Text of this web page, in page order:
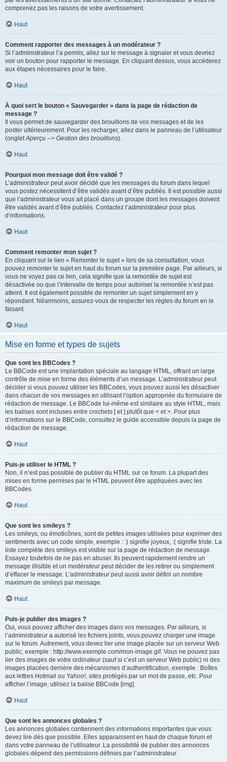
comprenez pas les raisons de votre avertissement.
Haut
Comment rapporter des messages à un modérateur ?
Si l’administrateur l’a permis, allez sur le message à signaler et vous devriez
voir un bouton pour rapporter le message. En cliquant dessus, vous accéderez
aux étapes nécessaires pour le faire.
Haut
À quoi sert le bouton « Sauvegarder » dans la page de rédaction de
message ?
Il vous permet de sauvegarder des brouillons de vos messages et de les
poster ultérieurement. Pour les recharger, allez dans le panneau de l’utilisateur
(ongletAperçu --> Gestion des brouillons).
Haut
Pourquoi mon message doit être validé ?
L’administrateur peut avoir décidé que les messages du forum dans lequel
vous postez nécessitent d’être validés avant d’être publiés. Il est possible aussi
que l’administrateur vous ait placé dans un groupe dont les messages doivent
être validés avant d’être publiés. Contactez l’administrateur pour plus
d’informations.
Haut
Comment remonter mon sujet ?
En cliquant sur le lien « Remonter le sujet » lors de sa consultation, vous
pouvez remonterle sujet en haut du forum sur la première page. Par ailleurs, si
vous ne voyez pas ce lien, cela signifie que la remontée de sujet est
désactivée ou que l’intervalle de temps pour autoriser la remontée n’est pas
atteint. Il est également possible de remonter un sujet simplement en y
répondant. Néanmoins, assurez-vous de respecter les règles du forum en le
faisant.
Haut
Mise en forme et types de sujets
Que sont les BBCodes ?
Le BBCode est une implantation spéciale au langage HTML, offrant un large
contrôle de mise en forme des éléments d’un message. L’administrateur peut
décider si vous pouvez utiliser les BBCodes, vous pouvez aussi les désactiver
dans chacun de vos messages en utilisant l’option appropriée du formulaire de
rédaction de message. Le BBCode lui-même est similaire au style HTML, mais
les balises sont incluses entre crochets [ et ] plutôt que < et >. Pour plus
d’informations sur le BBCode, consultez le guide accessible depuis la page de
rédaction de message.
Haut
Puis-je utiliser le HTML ?
Non, il n’est pas possible de publier du HTML sur ce forum. La plupart des
mises en forme permises par le HTML peuvent être appliquées avec les
BBCodes.
Haut
Que sont les smileys ?
Les smileys, ou émoticônes, sont de petites images utilisées pour exprimer des
sentiments avec un code simple, exemple : :) signifie joyeux, :( signifie triste. La
liste complète des smileys est visible sur la page de rédaction de message.
Essayez toutefois de ne pas en abuser. Ils peuvent rapidement rendre un
message illisible et un modérateur peut décider de les retirer ou simplement
d’effacer le message. L’administrateur peut aussi avoir défini un nombre
maximum de smileys par message.
Haut
Puis-je publier des images ?
Oui, vous pouvez afficher des images dans vos messages. Par ailleurs, si
l’administrateur a autorisé les fichiers joints, vous pouvez charger une image
sur le forum. Autrement, vous devez lier une image placée sur un serveur Web
public, exemple : http://www.exemple.com/mon-image.gif. Vous ne pouvez pas
lier des images de votre ordinateur (sauf si c’est un serveur Web public) ni des
images placées derrière des mécanismes d’authentification, exemple : Boîtes
aux lettres Hotmail ou Yahoo!, sites protégés par un mot de passe, etc. Pour
afficher l’image, utilisez la balise BBCode [img].
Haut
Que sont les annonces globales ?
Les annonces globales contiennent des informations importantes que vous
devez lire dès que possible. Elles apparaissent en haut de chaque forum et
dans votre panneau de l’utilisateur. La possibilité de publier des annonces
globales dépend des permissions définies par l’administrateur.